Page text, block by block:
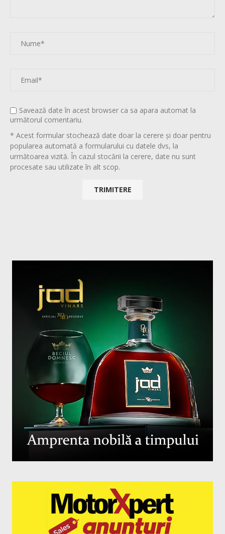
Savează date în acest browser ca sa apara automat la
următorul comentariu.
* Acest formular stochează date doar la cerere și doar pentru
popularea automată a formularului cu datele dvs, la
următoarea vizită. În cazul stocării la cerere, date nu sunt
procesate sau utilizate în alt scop.